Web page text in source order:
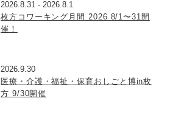
2026.8.31 - 2026.8.1
枚方コワーキング月間 2026 8/1〜31開
催！
2026.9.30
医療・介護・福祉・保育おしごと博in枚
方 9/30開催